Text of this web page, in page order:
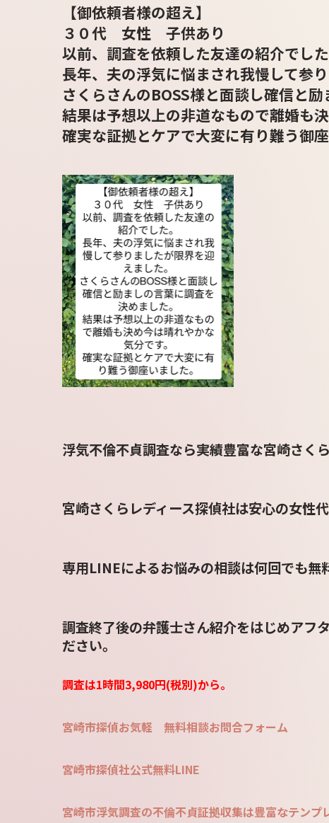
【御依頼者様の超え】
３０代 女性 子供あり
以前、調査を依頼した友達の紹介でした
長年、夫の浮気に悩まされ我慢して参
さくらさんのBOSS様と面談し確信と
結果は予想以上の非道なもので離婚も
確実な証拠とケアで大変に有り難う御座
浮気不倫不貞調査なら実績豊富な宮崎さく
宮崎さくらレディース探偵社は安心の女性代
専用LINEによるお悩みの相談は何回でも無
調査終了後の弁護士さん紹介をはじめアフ
ださい。
調査は1時間3,980円(税別)から。
宮崎市探偵お気軽 無料相談お問合フォーム
宮崎市探偵社公式無料LINE
宮崎市浮気調査の不倫不貞証拠収集は豊富なテン